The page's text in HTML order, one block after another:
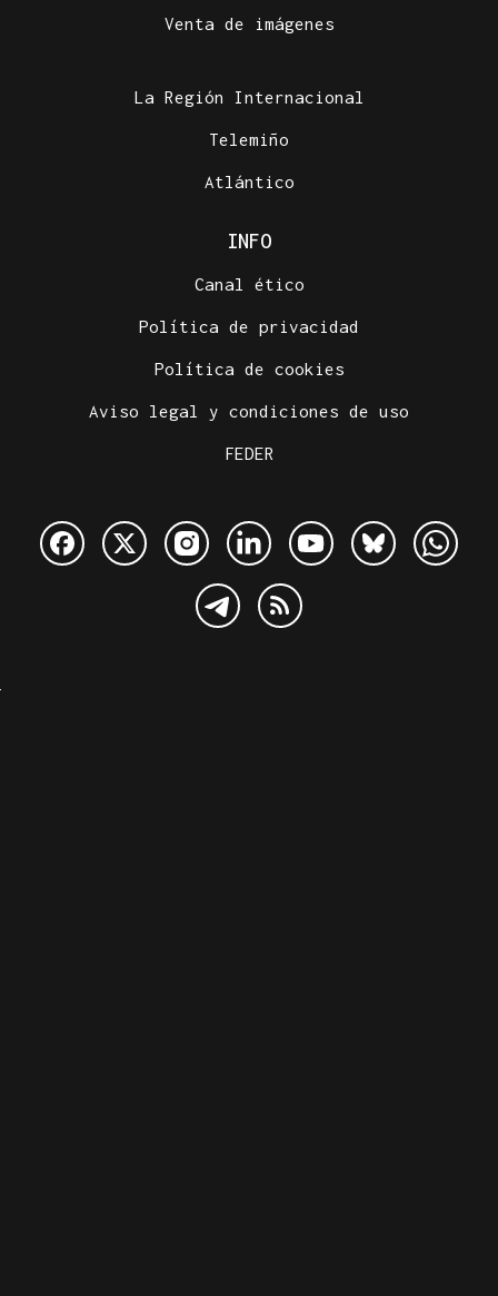
Venta de imágenes
La Región Internacional
Telemiño
Atlántico
INFO
Canal ético
Política de privacidad
Política de cookies
Aviso legal y condiciones de uso
FEDER